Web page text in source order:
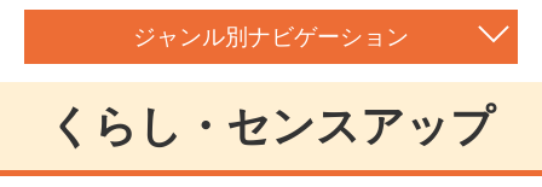
ジャンル別ナビゲーション
くらし・センスアップ